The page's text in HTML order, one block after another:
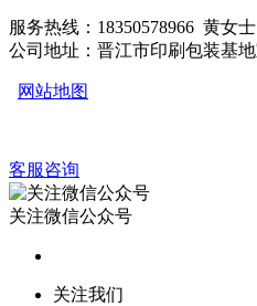
服务热线：18350578966 黄女士
公司地址：晋江市印刷包装基
网站地图
客服咨询
关注微信公众号
关注我们